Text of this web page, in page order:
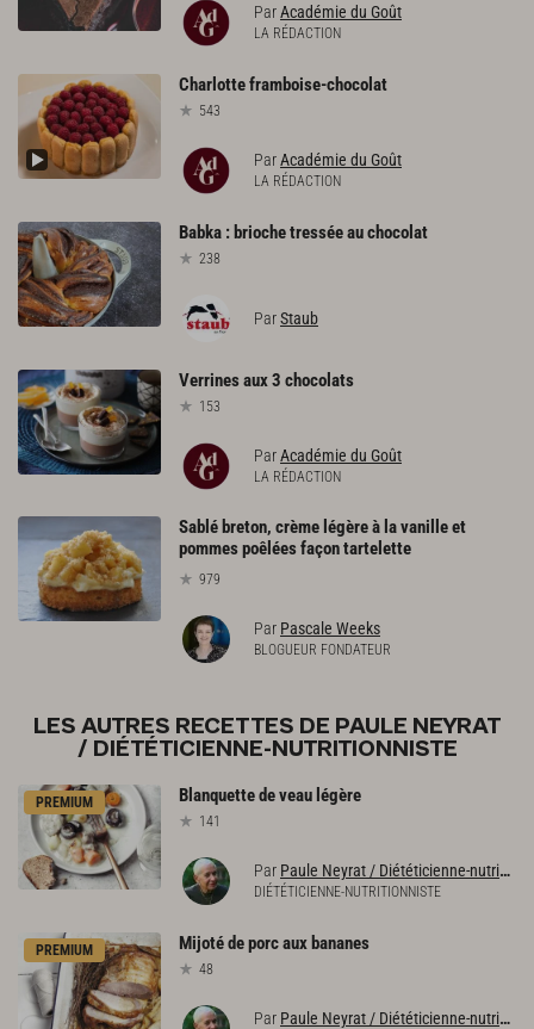
ParAcadémie du Goût
LA RÉDACTION
Charlotteframboise-chocolat
543
ParAcadémie du Goût
LA RÉDACTION
Babka : briochetresséeauchocolat
238
ParStaub
Verrinesaux3 chocolats
153
ParAcadémie du Goût
LA RÉDACTION
Sablé breton, crème légère à la vanille et
pommes poêlées façon tartelette
979
Par Pascale Weeks
BLOGUEUR FONDATEUR
LES AUTRES RECETTES DE PAULE NEYRAT
/ DIÉTÉTICIENNE-NUTRITIONNISTE
PREMIUM Blanquettedeveau légère
141
Par Paule Neyrat / Diététicienne-nutritionniste
DIÉTÉTICIENNE-NUTRITIONNISTE
PREMIUM Mijotédeporcaux bananes
48
Par Paule Neyrat / Diététicienne-nutritionniste